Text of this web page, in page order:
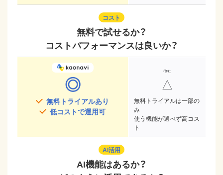
コスト
無料で試せるか？
コストパフォーマンスは良いか？
◎
無料トライアルあり
低コストで運用可
△
無料トライアルは一部の
み
使う機能が選べず高コス
ト
AI活用
AI機能はあるか？